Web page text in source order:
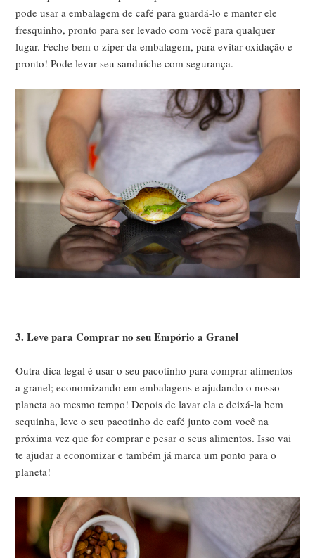
pode usar a embalagem de café para guardá-lo e manter ele
fresquinho, pronto para ser levado com você para qualquer
lugar. Feche bem o zíper da embalagem, para evitar oxidação e
pronto! Pode levar seu sanduíche com segurança.
3. Leve para Comprar no seu Empório a Granel
Outra dica legal é usar o seu pacotinho para comprar alimentos
a granel; economizando em embalagens e ajudando o nosso
planeta ao mesmo tempo! Depois de lavar ela e deixá-la bem
sequinha, leve o seu pacotinho de café junto com você na
próxima vez que for comprar e pesar o seus alimentos. Isso vai
te ajudar a economizar e também já marca um ponto para o
planeta!